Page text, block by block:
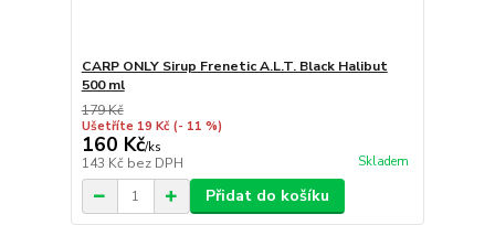
CARP ONLY Sirup Frenetic A.L.T. Black Halibut
500 ml
179 Kč
Ušetříte 19 Kč (- 11 %)
160 Kč/ks
143 Kč bez DPH Skladem
Přidat do košíku